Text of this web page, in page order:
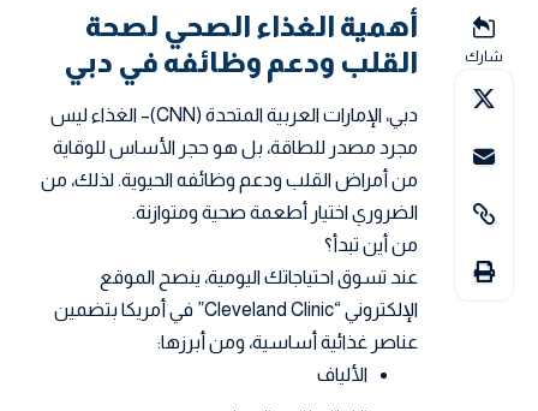
شارك
أهمية الغذاء الصحي لصحة
القلب ودعم وظائفه في دبي
دبي، الإمارات العربية المتحدة (CNN)– الغذاء ليس
مجرد مصدر للطاقة، بل هو حجر الأساس للوقاية
من أمراض القلب ودعم وظائفه الحيوية. لذلك، من
الضروري اختيار أطعمة صحية ومتوازنة.
من أين تبدأ؟
عند تسوق احتياجاتك اليومية، ينصح الموقع
الإلكتروني “Cleveland Clinic” في أمريكا بتضمين
عناصر غذائية أساسية، ومن أبرزها:
الألياف